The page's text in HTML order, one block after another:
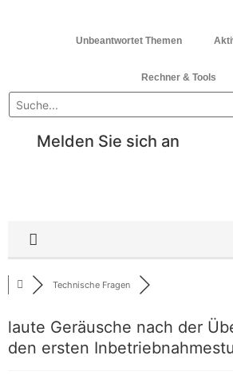
Unbeantwortet Themen
Rechner & Tools
Melden Sie sich an
Technische Fragen
laute Geräusche nach der
den ersten